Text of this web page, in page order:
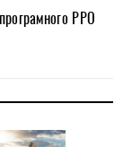
РРО